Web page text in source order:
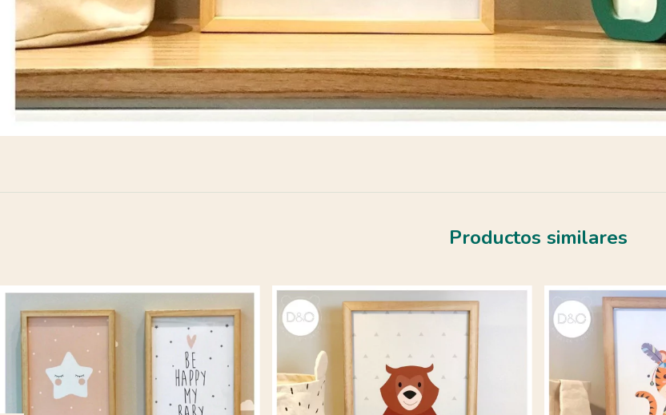
Productos similares